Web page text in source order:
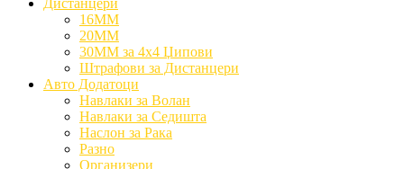
Дистанцери
16MM
20MM
30MM за 4x4 Џипови
Штрафови за Дистанцери
Авто Додатоци
Навлаки за Волан
Навлаки за Седишта
Наслон за Рака
Разно
Организери